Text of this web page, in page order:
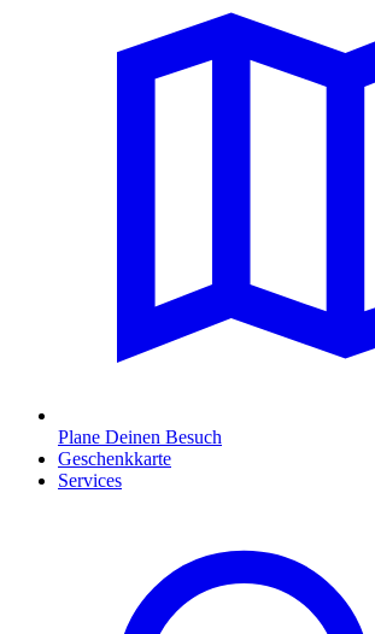
Plane Deinen Besuch
Geschenkkarte
Services